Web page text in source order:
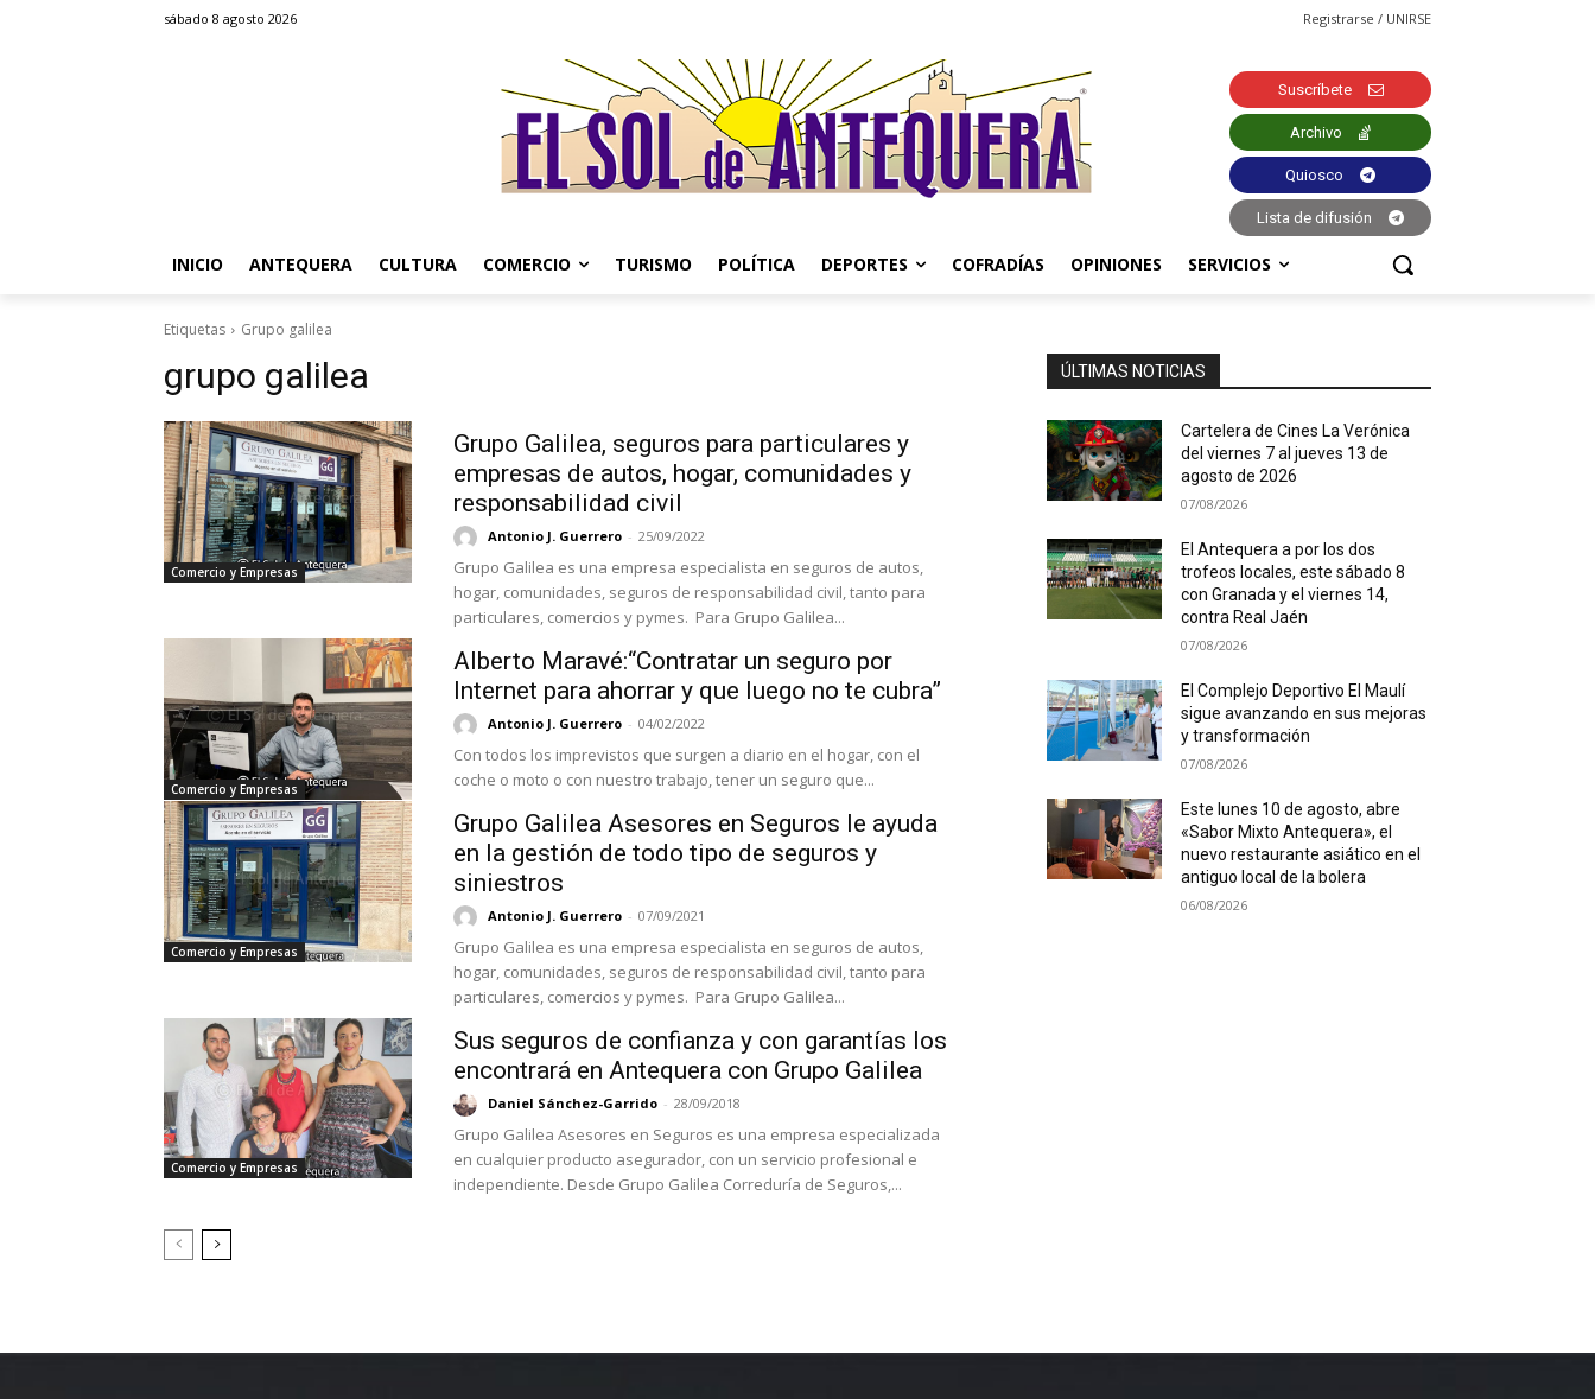
sábado 8 agosto 2026 Registrarse / UNIRSE
Suscríbete
Archivo
Quiosco
Lista de difusión
INICIO ANTEQUERA CULTURA COMERCIO TURISMO POLÍTICA DEPORTES COFRADÍAS OPINIONES SERVICIOS
Etiquetas Grupo galilea
grupo galilea
Comercio y Empresas
Grupo Galilea, seguros para particulares y
empresas de autos, hogar, comunidades y
responsabilidad civil
Antonio J. Guerrero - 25/09/2022
Grupo Galilea es una empresa especialista en seguros de autos,
hogar, comunidades, seguros de responsabilidad civil, tanto para
particulares, comercios y pymes. Para Grupo Galilea...
Comercio y Empresas
Alberto Maravé:“Contratar un seguro por
Internet para ahorrar y que luego no te cubra”
Antonio J. Guerrero - 04/02/2022
Con todos los imprevistos que surgen a diario en el hogar, con el
coche o moto o con nuestro trabajo, tener un seguro que...
Comercio y Empresas
Grupo Galilea Asesores en Seguros le ayuda
en la gestión de todo tipo de seguros y
siniestros
Antonio J. Guerrero - 07/09/2021
Grupo Galilea es una empresa especialista en seguros de autos,
hogar, comunidades, seguros de responsabilidad civil, tanto para
particulares, comercios y pymes. Para Grupo Galilea...
Comercio y Empresas
Sus seguros de confianza y con garantías los
encontrará en Antequera con Grupo Galilea
Daniel Sánchez-Garrido - 28/09/2018
Grupo Galilea Asesores en Seguros es una empresa especializada
en cualquier producto asegurador, con un servicio profesional e
independiente. Desde Grupo Galilea Correduría de Seguros,...
ÚLTIMAS NOTICIAS
Cartelera de Cines La Verónica
del viernes 7 al jueves 13 de
agosto de 2026
07/08/2026
El Antequera a por los dos
trofeos locales, este sábado 8
con Granada y el viernes 14,
contra Real Jaén
07/08/2026
El Complejo Deportivo El Maulí
sigue avanzando en sus mejoras
y transformación
07/08/2026
Este lunes 10 de agosto, abre
«Sabor Mixto Antequera», el
nuevo restaurante asiático en el
antiguo local de la bolera
06/08/2026